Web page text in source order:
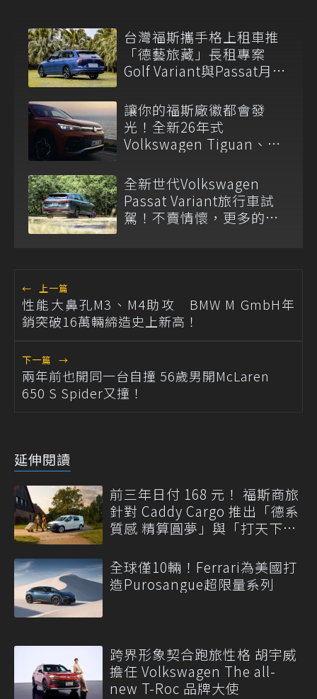
台灣福斯攜手格上租車推
「德藝旅藏」長租專案
Golf Variant與Passat月租
讓你的福斯廠徽都會發
光！全新26年式
Volkswagen Tiguan、
全新世代Volkswagen
Passat Variant旅行車試
駕！不賣情懷，更多的是
← 上一篇
性能大鼻孔M3、M4助攻 BMW M GmbH年
銷突破16萬輛締造史上新高！
下一篇 →
兩年前也開同一台自撞 56歲男開McLaren
650 S Spider又撞！
延伸閱讀
前三年日付 168 元！ 福斯商旅
針對 Caddy Cargo 推出「德系
質感 精算圓夢」與「打天下」
全球僅10輛！Ferrari為美國打
造Purosangue超限量系列
跨界形象契合跑旅性格 胡宇威
擔任 Volkswagen The all-
new T-Roc 品牌大使